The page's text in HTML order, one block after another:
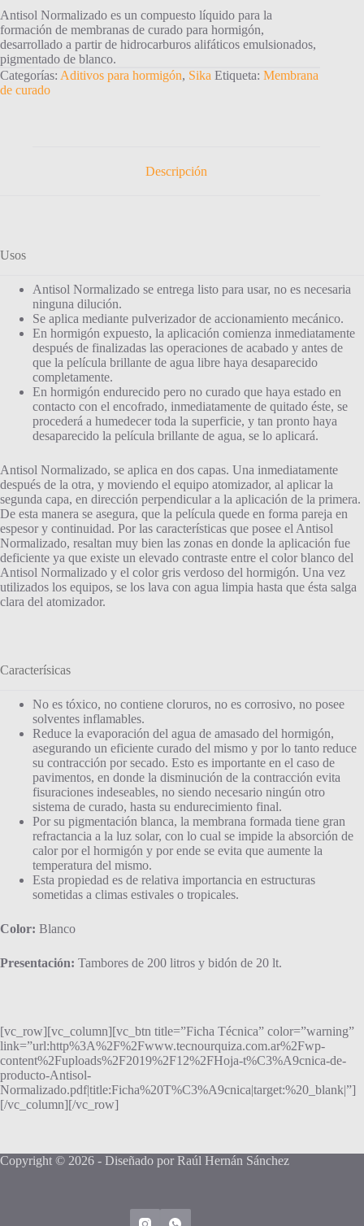
Antisol Normalizado es un compuesto líquido para la
formación de membranas de curado para hormigón,
desarrollado a partir de hidrocarburos alifáticos emulsionados,
pigmentado de blanco.
Categorías: Aditivos para hormigón, Sika Etiqueta: Membrana
de curado
Descripción
Usos
Antisol Normalizado se entrega listo para usar, no es necesaria
ninguna dilución.
Se aplica mediante pulverizador de accionamiento mecánico.
En hormigón expuesto, la aplicación comienza inmediatamente
después de finalizadas las operaciones de acabado y antes de
que la película brillante de agua libre haya desaparecido
completamente.
En hormigón endurecido pero no curado que haya estado en
contacto con el encofrado, inmediatamente de quitado éste, se
procederá a humedecer toda la superficie, y tan pronto haya
desaparecido la película brillante de agua, se lo aplicará.
Antisol Normalizado, se aplica en dos capas. Una inmediatamente
después de la otra, y moviendo el equipo atomizador, al aplicar la
segunda capa, en dirección perpendicular a la aplicación de la primera.
De esta manera se asegura, que la película quede en forma pareja en
espesor y continuidad. Por las características que posee el Antisol
Normalizado, resaltan muy bien las zonas en donde la aplicación fue
deficiente ya que existe un elevado contraste entre el color blanco del
Antisol Normalizado y el color gris verdoso del hormigón. Una vez
utilizados los equipos, se los lava con agua limpia hasta que ésta salga
clara del atomizador.
Caracterísicas
No es tóxico, no contiene cloruros, no es corrosivo, no posee
solventes inflamables.
Reduce la evaporación del agua de amasado del hormigón,
asegurando un eficiente curado del mismo y por lo tanto reduce
su contracción por secado. Esto es importante en el caso de
pavimentos, en donde la disminución de la contracción evita
fisuraciones indeseables, no siendo necesario ningún otro
sistema de curado, hasta su endurecimiento final.
Por su pigmentación blanca, la membrana formada tiene gran
refractancia a la luz solar, con lo cual se impide la absorción de
calor por el hormigón y por ende se evita que aumente la
temperatura del mismo.
Esta propiedad es de relativa importancia en estructuras
sometidas a climas estivales o tropicales.
Color: Blanco
Presentación: Tambores de 200 litros y bidón de 20 lt.
[vc_row][vc_column][vc_btn title=”Ficha Técnica” color=”warning”
link=”url:http%3A%2F%2Fwww.tecnourquiza.com.ar%2Fwp-
content%2Fuploads%2F2019%2F12%2FHoja-t%C3%A9cnica-de-
producto-Antisol-
Normalizado.pdf|title:Ficha%20T%C3%A9cnica|target:%20_blank|”]
[/vc_column][/vc_row]
Copyright © 2026 - Diseñado por Raúl Hernán Sánchez